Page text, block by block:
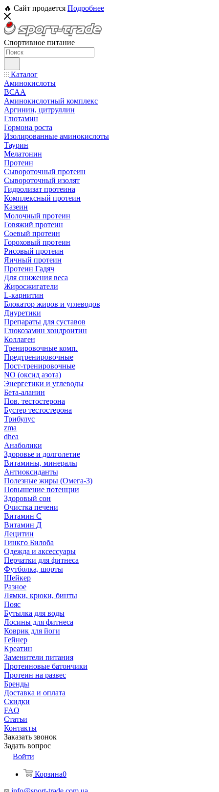
🔥 Сайт продается Подробнее
Спортивное питание
Каталог
Аминокислоты
ВСАА
Аминокислотный комплекс
Аргинин, цитруллин
Глютамин
Гормона роста
Изолированные аминокислоты
Таурин
Мелатонин
Протеин
Сывороточный протеин
Сывороточный изолят
Гидролизат протеина
Комплексный протеин
Казеин
Молочный протеин
Говяжий протеин
Соевый протеин
Гороховый протеин
Рисовый протеин
Яичный протеин
Протеин Гадяч
Для снижения веса
Жиросжигатели
L-карнитин
Блокатор жиров и углеводов
Диуретики
Препараты для суставов
Глюкозамин хондроитин
Коллаген
Тренировочные комп.
Предтренировочные
Пост-тренировочные
NO (оксид азота)
Энергетики и углеводы
Бета-аланин
Пов. тестостерона
Бустер тестостерона
Трибулус
zma
dhea
Анаболики
Здоровье и долголетие
Витамины, минералы
Антиоксиданты
Полезные жиры (Омега-3)
Повышение потенции
Здоровый сон
Очистка печени
Витамин С
Витамин Д
Лецитин
Гинкго Билоба
Одежда и аксессуары
Перчатки для фитнеса
Футболка, шорты
Шейкер
Разное
Лямки, крюки, бинты
Пояс
Бутылка для воды
Лосины для фитнеса
Коврик для йоги
Гейнер
Креатин
Заменители питания
Протеиновые батончики
Протеин на развес
Бренды
Доставка и оплата
Скидки
FAQ
Статьи
Контакты
Заказать звонок
Задать вопрос
Войти
Корзина0